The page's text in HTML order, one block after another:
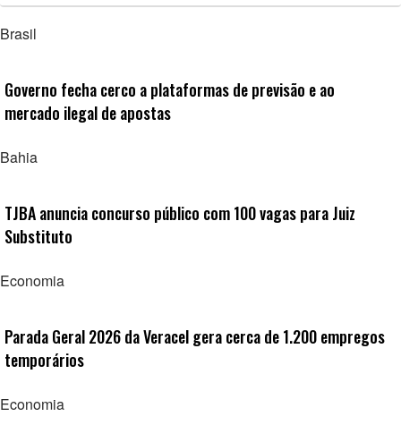
Brasil
Governo fecha cerco a plataformas de previsão e ao
mercado ilegal de apostas
Bahia
TJBA anuncia concurso público com 100 vagas para Juiz
Substituto
Economia
Parada Geral 2026 da Veracel gera cerca de 1.200 empregos
temporários
Economia